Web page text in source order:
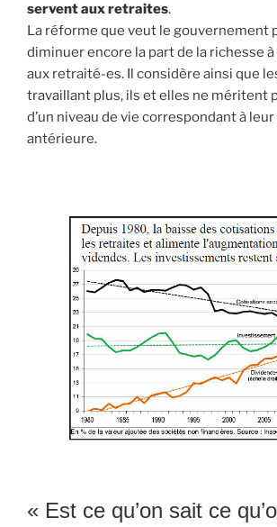
servent aux retraites.
La réforme que veut le gouvernement
diminuer encore la part de la richesse
aux retraité-es. Il considère ainsi que
travaillant plus, ils et elles ne méritent
d’un niveau de vie correspondant à
antérieure.
« Est ce qu’on sait ce